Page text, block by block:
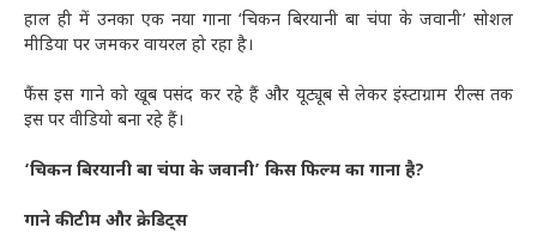
हाल ही में उनका एक नया गाना ‘चिकन बिरयानी बा चंपा के जवानी’ सोशल
मीडिया पर जमकर वायरल हो रहा है।
फैंस इस गाने को खूब पसंद कर रहे हैं और यूट्यूब से लेकर इंस्टाग्राम रील्स तक
इस पर वीडियो बना रहे हैं।
‘चिकन बिरयानी बा चंपा के जवानी’ किस फिल्म का गाना है?
गाने की टीम और क्रेडिट्स